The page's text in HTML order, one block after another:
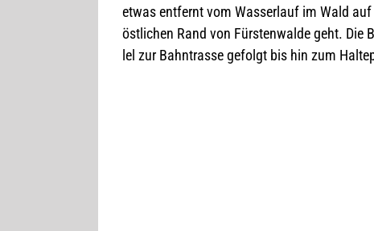
etwas ent­fernt vom Was­ser­lauf im Wald
öst­li­chen Rand von Fürs­ten­walde geht. Die
lel zur Bahn­trasse gefolgt bis hin zum